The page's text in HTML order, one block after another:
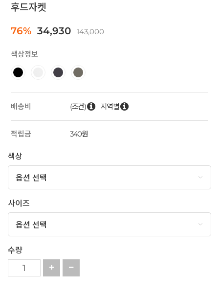
후드자켓
76% 34,930 143,000
색상정보
배송비 (조건) 지역별
적립금 340원
색상
사이즈
수량